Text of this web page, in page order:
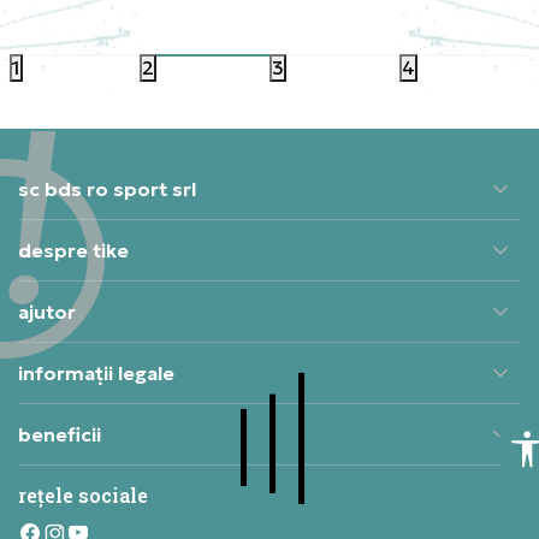
884,99
1 2 3 4
sc bds ro sport srl
despre tike
ajutor
informații legale
beneficii
rețele sociale